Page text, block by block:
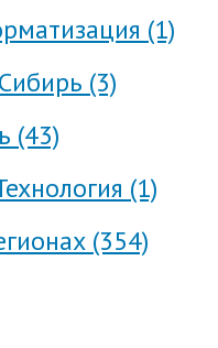
(1)
Сибирь (3)
(43)
(1)
(354)